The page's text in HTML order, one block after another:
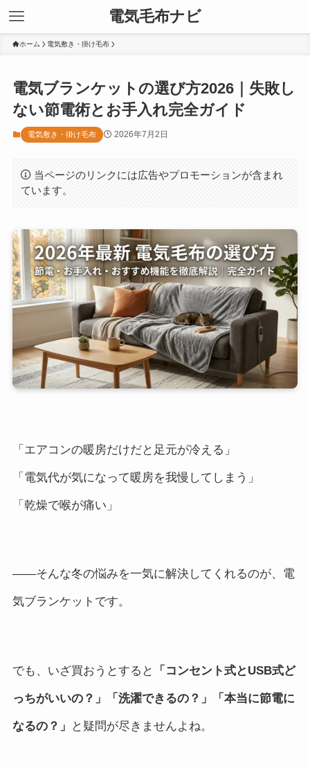
電気毛布ナビ
ホーム 電気敷き・掛け毛布
電気ブランケットの選び方2026｜失敗し
ない節電術とお手入れ完全ガイド
電気敷き・掛け毛布 2026年7月2日
当ページのリンクには広告やプロモーションが含まれ
ています。
「エアコンの暖房だけだと足元が冷える」
「電気代が気になって暖房を我慢してしまう」
「乾燥で喉が痛い」
――そんな冬の悩みを一気に解決してくれるのが、電
気ブランケットです。
でも、いざ買おうとすると 「コンセント式とUSB式ど
っちがいいの？」「洗濯できるの？」「本当に節電に
なるの？」 と疑問が尽きませんよね。